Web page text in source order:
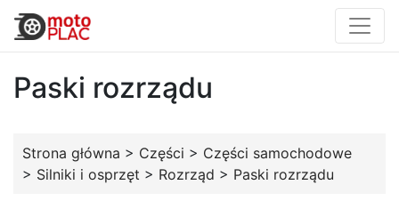
Paski rozrządu
Strona główna > Części > Części samochodowe
> Silniki i osprzęt > Rozrząd > Paski rozrządu